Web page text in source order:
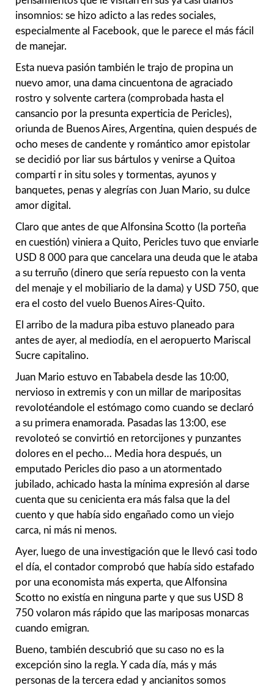
insomnios: se hizo adicto a las redes sociales,
especialmente al Facebook, que le parece el más fácil
de manejar.
Esta nueva pasión también le trajo de propina un
nuevo amor, una dama cincuentona de agraciado
rostro y solvente cartera (comprobada hasta el
cansancio por la presunta experticia de Pericles),
oriunda de Buenos Aires, Argentina, quien después de
ocho meses de candente y romántico amor epistolar
se decidió por liar sus bártulos y venirse a Quitoa
comparti r in situ soles y tormentas, ayunos y
banquetes, penas y alegrías con Juan Mario, su dulce
amor digital.
Claro que antes de que Alfonsina Scotto (la porteña
en cuestión) viniera a Quito, Pericles tuvo que enviarle
USD 8 000 para que cancelara una deuda que le ataba
a su terruño (dinero que sería repuesto con la venta
del menaje y el mobiliario de la dama) y USD 750, que
era el costo del vuelo Buenos Aires-Quito.
El arribo de la madura piba estuvo planeado para
antes de ayer, al mediodía, en el aeropuerto Mariscal
Sucre capitalino.
Juan Mario estuvo en Tababela desde las 10:00,
nervioso in extremis y con un millar de maripositas
revolotéandole el estómago como cuando se declaró
a su primera enamorada. Pasadas las 13:00, ese
revoloteó se convirtió en retorcijones y punzantes
dolores en el pecho… Media hora después, un
emputado Pericles dio paso a un atormentado
jubilado, achicado hasta la mínima expresión al darse
cuenta que su cenicienta era más falsa que la del
cuento y que había sido engañado como un viejo
carca, ni más ni menos.
Ayer, luego de una investigación que le llevó casi todo
el día, el contador comprobó que había sido estafado
por una economista más experta, que Alfonsina
Scotto no existía en ninguna parte y que sus USD 8
750 volaron más rápido que las mariposas monarcas
cuando emigran.
Bueno, también descubrió que su caso no es la
excepción sino la regla. Y cada día, más y más
personas de la tercera edad y ancianitos somos